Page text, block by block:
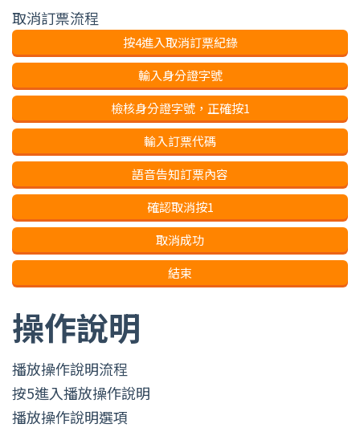
取消訂票流程
按4進入取消訂票紀錄
輸入身分證字號
檢核身分證字號，正確按1
輸入訂票代碼
語音告知訂票內容
確認取消按1
取消成功
結束
操作說明
播放操作說明流程
按5進入播放操作說明
播放操作說明選項